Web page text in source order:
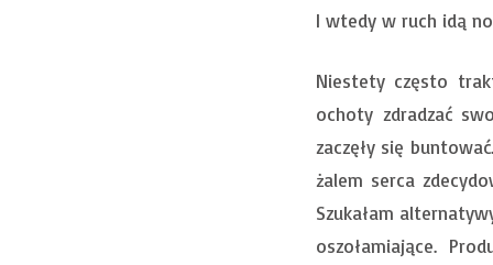
I wtedy w ruch idą
Niestety często
ochoty zdradzać
zaczęły się
żalem serca
Szukałam
oszołamiające.